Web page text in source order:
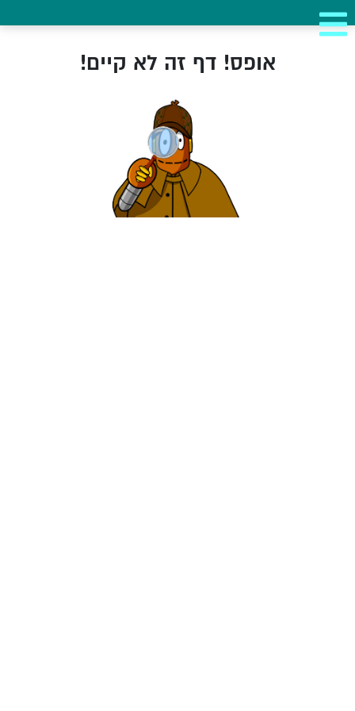
אופס! דף זה לא קיים!